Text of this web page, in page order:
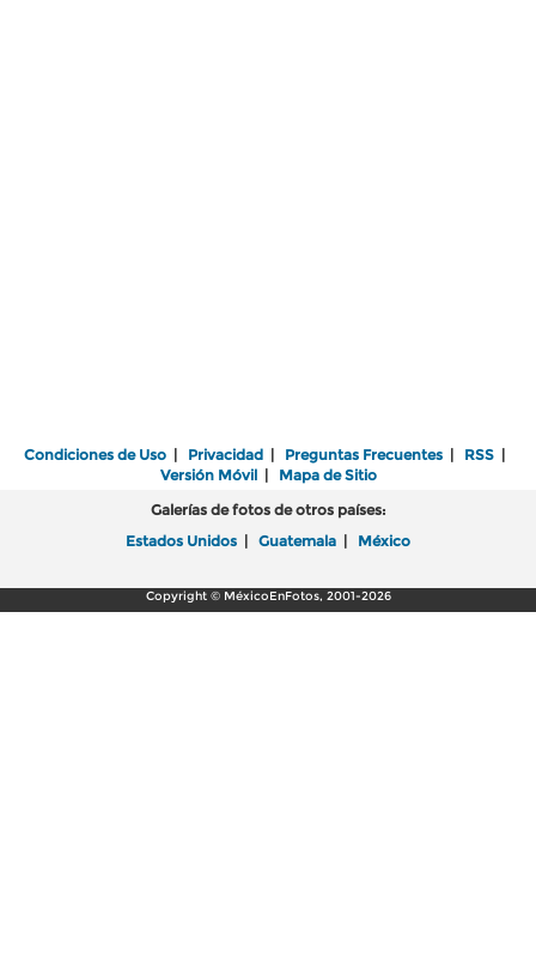
Condiciones de Uso | Privacidad | Preguntas Frecuentes | RSS |
Versión Móvil| Mapa de Sitio
Galerías de fotos de otros países:
Estados Unidos | Guatemala | México
Copyright © MéxicoEnFotos, 2001-2026